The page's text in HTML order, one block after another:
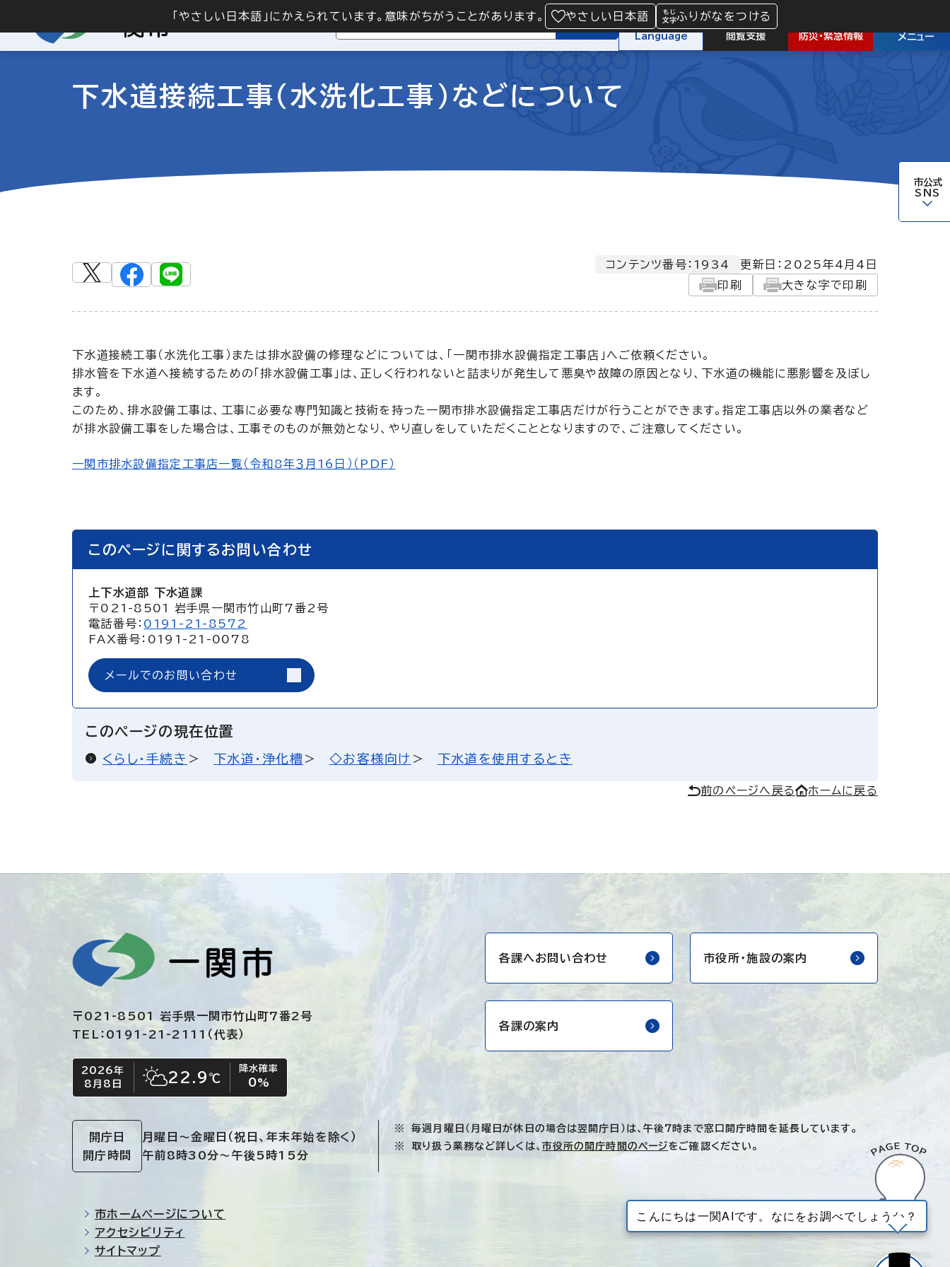
「やさしい日本語」にかえられています。意味がちがうことがあります。 やさしい日本語 ふりがなをつける
検索
Language 閲覧支援 防災・緊急情報 メニュー
市公式
SNS
下水道接続工事（水洗化工事）などについて
コンテンツ番号：1934 更新日： 2025年4月4日
印刷
大きな字で印刷
下水道接続工事（水洗化工事）または排水設備の修理などについては、「一関市排水設備指定工事店」へご依頼ください。
排水管を下水道へ接続するための「排水設備工事」は、正しく行われないと詰まりが発生して悪臭や故障の原因となり、下水道の機能に悪影響を及ぼし
ます。
このため、排水設備工事は、工事に必要な専門知識と技術を持った一関市排水設備指定工事店だけが行うことができます。指定工事店以外の業者など
が排水設備工事をした場合は、工事そのものが無効となり、やり直しをしていただくこととなりますので、ご注意してください。
一関市排水設備指定工事店一覧（令和8年３月16日）（PDF）
このページに関するお問い合わせ
上下水道部 下水道課
〒021-8501 岩手県一関市竹山町7番2号
電話番号： 0191-21-8572
FAX番号：0191-21-0078
メールでのお問い合わせ
このページの現在位置
くらし・手続き 下水道・浄化槽 ◇お客様向け 下水道を使用するとき
前のページへ戻る ホームに戻る
〒021-8501 岩手県一関市竹山町7番2号
TEL：0191-21-2111（代表）
今日の日付
2026年
8月8日
今日の天気
晴れ時々くもり
22.9℃
降水確率
0%
各課へお問い合わせ 市役所・施設の案内
各課の案内
開庁日
開庁時間
月曜日～金曜日 （祝日、年末年始を除く）
午前8時30分～午後5時15分
毎週月曜日（月曜日が休日の場合は翌開庁日）は、午後7時まで窓口開庁時間を延長しています。
取り扱う業務など詳しくは、 市役所の開庁時間のページをご確認ください。
市ホームページについて
アクセシビリティ
サイトマップ